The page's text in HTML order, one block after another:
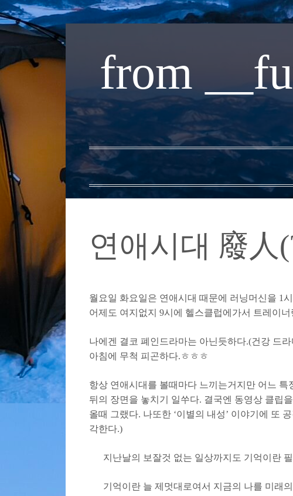
내
용
으
로
가
from
연애시대 廢人
월요일 화요일은 연애시대 때문에 러닝머신을 1
어제도 여지없지 9시에 헬스클럽에가서 트레이
나에겐 결코 폐인드라마는 아닌듯하다.(건강 드
아침에 무척 피곤하다.ㅎㅎㅎ
항상 연애시대를 볼때마다 느끼는거지만 어느
뒤의 장면을 놓치기 일쑤다. 결국엔 동영상 클립
올때 그랬다. 나또한 ‘이별의 내성’ 이야기에 또
각한다.)
지난날의 보잘것 없는 일상까지도 기억이란
기억이란 늘 제멋대로여서 지금의 나를 미래